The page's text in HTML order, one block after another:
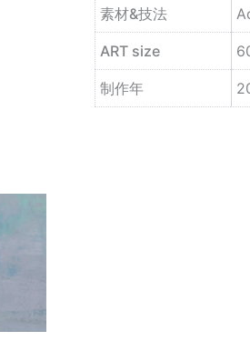
素材&技法
ART size
制作年